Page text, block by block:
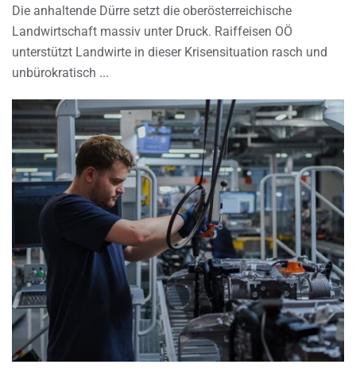
Die anhaltende Dürre setzt die oberösterreichische
Landwirtschaft massiv unter Druck. Raiffeisen OÖ
unterstützt Landwirte in dieser Krisensituation rasch und
unbürokratisch